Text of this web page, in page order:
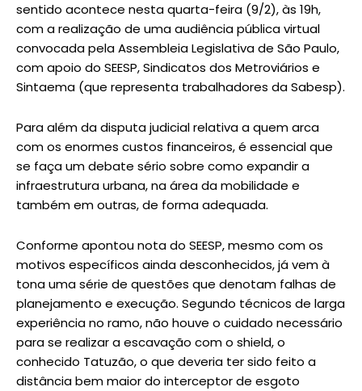
sentido acontece nesta quarta-feira (9/2), às 19h,
com a realização de uma audiência pública virtual
convocada pela Assembleia Legislativa de São Paulo,
com apoio do SEESP, Sindicatos dos Metroviários e
Sintaema (que representa trabalhadores da Sabesp).
Para além da disputa judicial relativa a quem arca
com os enormes custos financeiros, é essencial que
se faça um debate sério sobre como expandir a
infraestrutura urbana, na área da mobilidade e
também em outras, de forma adequada.
Conforme apontou nota do SEESP, mesmo com os
motivos específicos ainda desconhecidos, já vem à
tona uma série de questões que denotam falhas de
planejamento e execução. Segundo técnicos de larga
experiência no ramo, não houve o cuidado necessário
para se realizar a escavação com o shield, o
conhecido Tatuzão, o que deveria ter sido feito a
distância bem maior do interceptor de esgoto